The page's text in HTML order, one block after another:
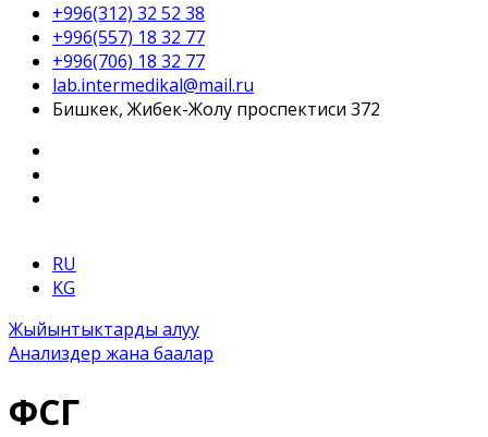
+996(312) 32 52 38
+996(557) 18 32 77
+996(706) 18 32 77
lab.intermedikal@mail.ru
Бишкек, Жибек-Жолу проспектиси 372
RU
KG
Жыйынтыктарды алуу
Анализдер жана баалар
ФСГ